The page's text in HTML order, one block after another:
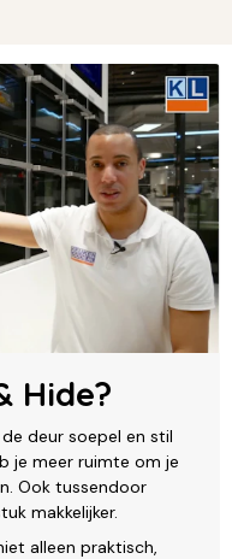
Hide?
deur soepel en stil
je meer ruimte om je
Ook tussendoor
makkelijker.
alleen praktisch,